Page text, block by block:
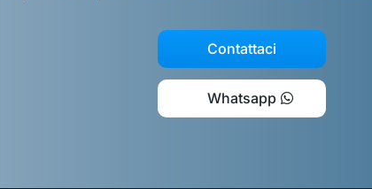
Contattaci
Whatsapp